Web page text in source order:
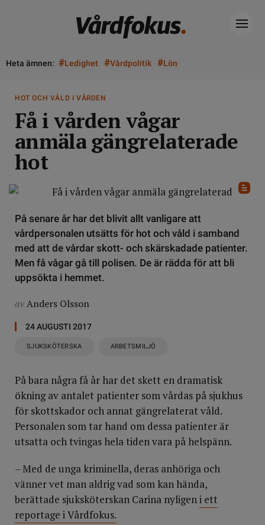
Heta ämnen: #Ledighet #Vårdpolitik #Lön
HOT OCH VÅLD I VÅRDEN
Få i vården vågar
anmäla gängrelaterade
hot
På senare år har det blivit allt vanligare att
vårdpersonalen utsätts för hot och våld i samband
med att de vårdar skott- och skärskadade patienter.
Men få vågar gå till polisen. De är rädda för att bli
uppsökta i hemmet.
avAnders Olsson
24 AUGUSTI 2017
SJUKSKÖTERSKA ARBETSMILJÖ
På bara några få år har det skett en dramatisk
ökning av antalet patienter som vårdas på sjukhus
för skottskador och annat gängrelaterat våld.
Personalen som tar hand om dessa patienter är
utsatta och tvingas hela tiden vara på helspänn.
– Med de unga kriminella, deras anhöriga och
vänner vet man aldrig vad som kan hända,
berättade sjuksköterskan Carina nyligeni ett
reportage i Vårdfokus.